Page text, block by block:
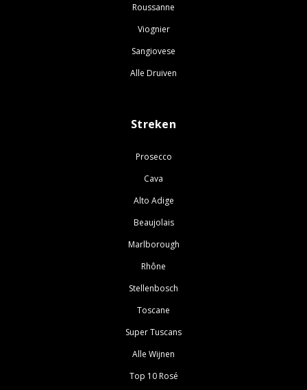
Roussanne
Viognier
Sangiovese
Alle Druiven
Streken
Prosecco
Cava
Alto Adige
Beaujolais
Marlborough
Rhône
Stellenbosch
Toscane
Super Tuscans
Alle Wijnen
Top 10 Rosé